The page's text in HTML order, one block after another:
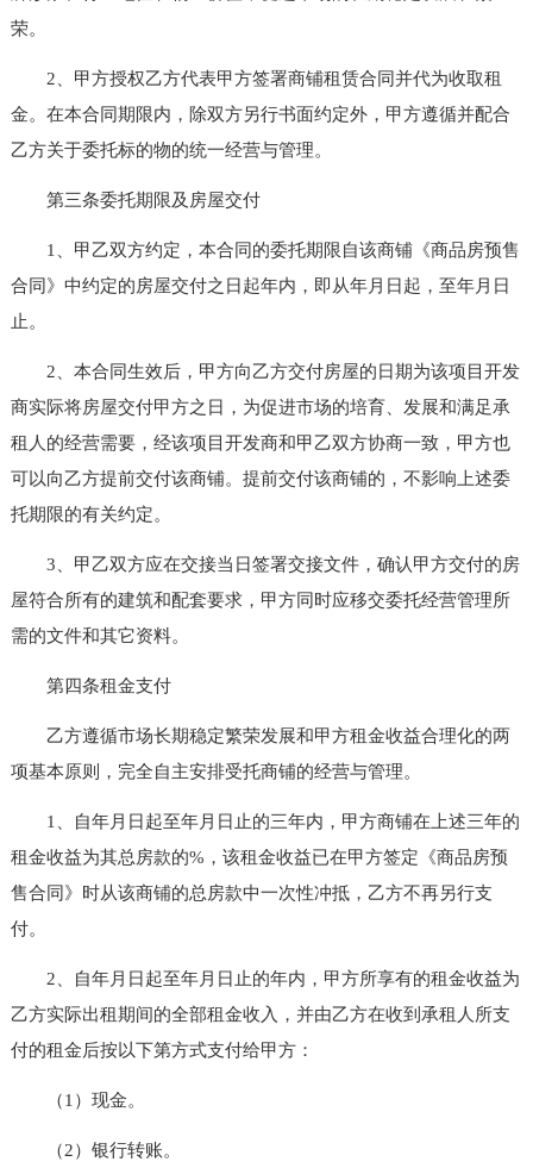
荣。
2、甲方授权乙方代表甲方签署商铺租赁合同并代为收取租
金。在本合同期限内，除双方另行书面约定外，甲方遵循并配合
乙方关于委托标的物的统一经营与管理。
第三条委托期限及房屋交付
1、甲乙双方约定，本合同的委托期限自该商铺《商品房预售
合同》中约定的房屋交付之日起年内，即从年月日起，至年月日
止。
2、本合同生效后，甲方向乙方交付房屋的日期为该项目开发
商实际将房屋交付甲方之日，为促进市场的培育、发展和满足承
租人的经营需要，经该项目开发商和甲乙双方协商一致，甲方也
可以向乙方提前交付该商铺。提前交付该商铺的，不影响上述委
托期限的有关约定。
3、甲乙双方应在交接当日签署交接文件，确认甲方交付的房
屋符合所有的建筑和配套要求，甲方同时应移交委托经营管理所
需的文件和其它资料。
第四条租金支付
乙方遵循市场长期稳定繁荣发展和甲方租金收益合理化的两
项基本原则，完全自主安排受托商铺的经营与管理。
1、自年月日起至年月日止的三年内，甲方商铺在上述三年的
租金收益为其总房款的%，该租金收益已在甲方签定《商品房预
售合同》时从该商铺的总房款中一次性冲抵，乙方不再另行支
付。
2、自年月日起至年月日止的年内，甲方所享有的租金收益为
乙方实际出租期间的全部租金收入，并由乙方在收到承租人所支
付的租金后按以下第方式支付给甲方：
（1）现金。
（2）银行转账。